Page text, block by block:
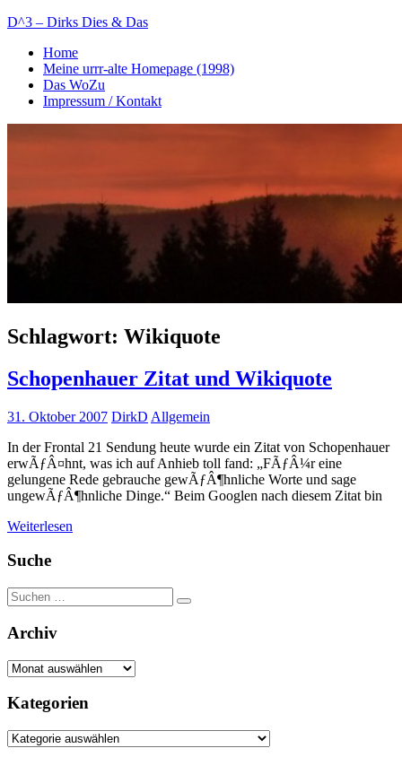
Zum
springen
D^3 – Dirks Dies & Das
Mein
Notizblog
Home
Meine urrr-alte Homepage (1998)
Das WoZu
Impressum / Kontakt
Schlagwort: Wikiquote
Schopenhauer Zitat und Wikiquote
31. Oktober 2007 DirkD Allgemein
In der Frontal 21 Sendung heute wurde ein Zitat von Schopenhauer
erwÃƒÂ¤hnt, was ich auf Anhieb toll fand: „FÃƒÂ¼r eine
gelungene Rede gebrauche gewÃƒÂ¶hnliche Worte und sage
ungewÃƒÂ¶hnliche Dinge.“ Beim Googlen nach diesem Zitat bin
Weiterlesen
Suche
Suchen
nach:
Suchen
Archiv
Archiv
Kategorien
Kategorien